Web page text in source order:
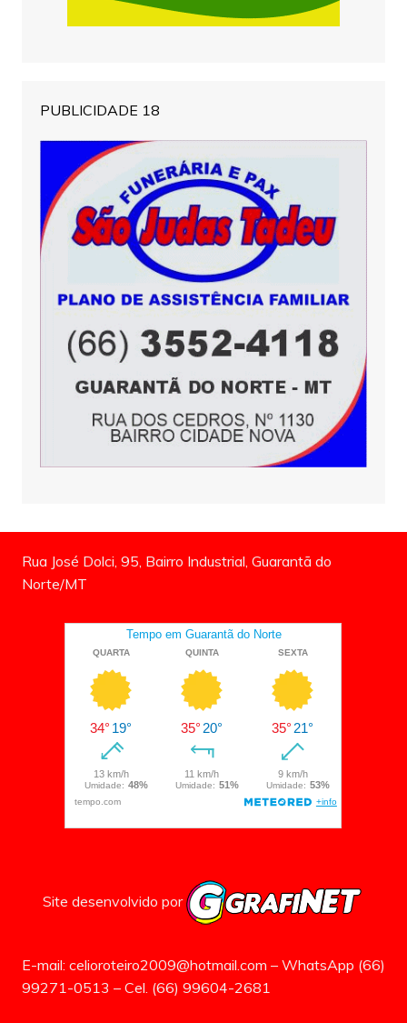
PUBLICIDADE 18
Rua José Dolci, 95, Bairro Industrial, Guarantã do
Norte/MT
Site desenvolvido por
E-mail: celioroteiro2009@hotmail.com – WhatsApp (66)
99271-0513 – Cel. (66) 99604-2681